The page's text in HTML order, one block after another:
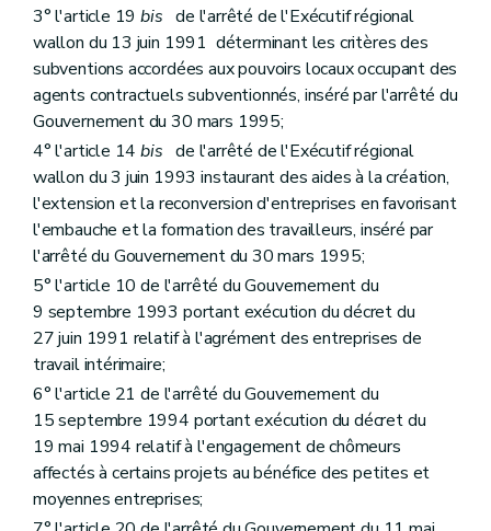
3° l'article 19bis de l'arrêté de l'Exécutif régional
wallon du 13 juin 1991 déterminant les critères des
subventions accordées aux pouvoirs locaux occupant des
agents contractuels subventionnés, inséré par l'arrêté du
Gouvernement du 30 mars 1995;
4° l'article 14bis de l'arrêté de l'Exécutif régional
wallon du 3 juin 1993 instaurant des aides à la création,
l'extension et la reconversion d'entreprises en favorisant
l'embauche et la formation des travailleurs, inséré par
l'arrêté du Gouvernement du 30 mars 1995;
5° l'article 10 de l'arrêté du Gouvernement du
9 septembre 1993 portant exécution du décret du
27 juin 1991 relatif à l'agrément des entreprises de
travail intérimaire;
6° l'article 21 de l'arrêté du Gouvernement du
15 septembre 1994 portant exécution du décret du
19 mai 1994 relatif à l'engagement de chômeurs
affectés à certains projets au bénéfice des petites et
moyennes entreprises;